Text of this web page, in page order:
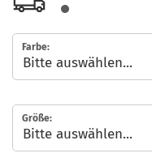
Farbe:
Größe: